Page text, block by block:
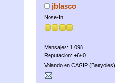
jblasco
Nose-In
Mensajes: 1.098
Reputacion: +6/-0
Volando en CAGIP (Banyoles)